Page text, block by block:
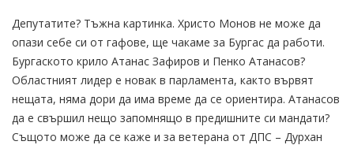
Депутатите? Тъжна картинка. Христо Монов не може да
опази себе си от гафове, ще чакаме за Бургас да работи.
Бургаското крило Атанас Зафиров и Пенко Атанасов?
Областният лидер е новак в парламента, както вървят
нещата, няма дори да има време да се ориентира. Атанасов
да е свършил нещо запомнящо в предишните си мандати?
Същото може да се каже и за ветерана от ДПС – Дурхан